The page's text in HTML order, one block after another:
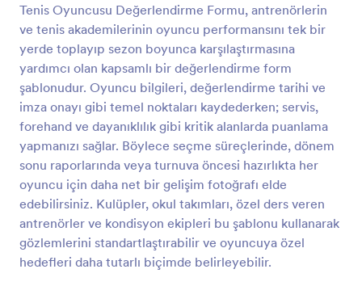
Tenis Oyuncusu Değerlendirme Formu, antrenörlerin
ve tenis akademilerinin oyuncu performansını tek bir
yerde toplayıp sezon boyunca karşılaştırmasına
yardımcı olan kapsamlı bir değerlendirme form
şablonudur. Oyuncu bilgileri, değerlendirme tarihi ve
imza onayı gibi temel noktaları kaydederken; servis,
forehand ve dayanıklılık gibi kritik alanlarda puanlama
yapmanızı sağlar. Böylece seçme süreçlerinde, dönem
sonu raporlarında veya turnuva öncesi hazırlıkta her
oyuncu için daha net bir gelişim fotoğrafı elde
edebilirsiniz. Kulüpler, okul takımları, özel ders veren
antrenörler ve kondisyon ekipleri bu şablonu kullanarak
gözlemlerini standartlaştırabilir ve oyuncuya özel
hedefleri daha tutarlı biçimde belirleyebilir.
Önizleme